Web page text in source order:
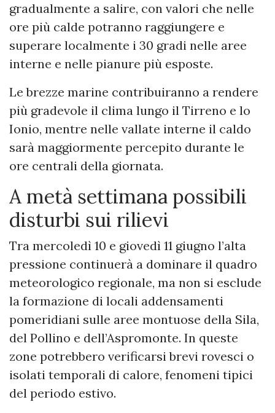
gradualmente a salire, con valori che nelle
ore più calde potranno raggiungere e
superare localmente i 30 gradi nelle aree
interne e nelle pianure più esposte.
Le brezze marine contribuiranno a rendere
più gradevole il clima lungo il Tirreno e lo
Ionio, mentre nelle vallate interne il caldo
sarà maggiormente percepito durante le
ore centrali della giornata.
A metà settimana possibili
disturbi sui rilievi
Tra mercoledì 10 e giovedì 11 giugno l’alta
pressione continuerà a dominare il quadro
meteorologico regionale, ma non si esclude
la formazione di locali addensamenti
pomeridiani sulle aree montuose della Sila,
del Pollino e dell’Aspromonte. In queste
zone potrebbero verificarsi brevi rovesci o
isolati temporali di calore, fenomeni tipici
del periodo estivo.